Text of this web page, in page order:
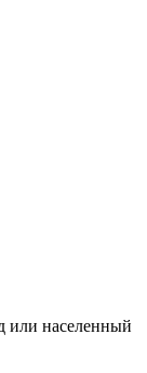
или населенный